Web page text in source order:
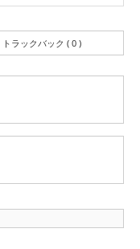
トラックバック ( 0 )